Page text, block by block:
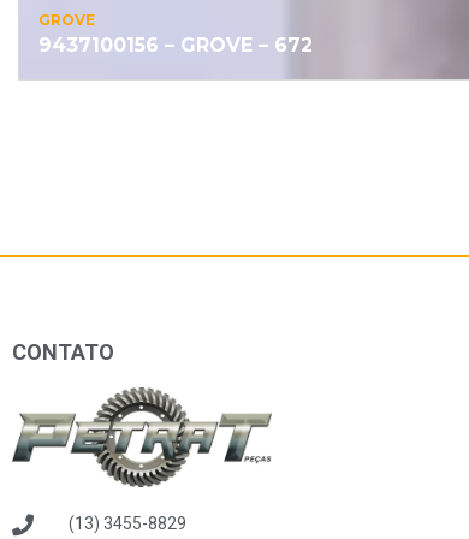
GROVE
9437100156 – GROVE – 672
CONTATO
(13) 3455-8829